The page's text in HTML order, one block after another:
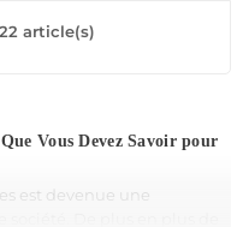
total sur votre système
votre habitat dès
fiable et performante
article(s)
Vous Devez Savoir pour
est devenue une